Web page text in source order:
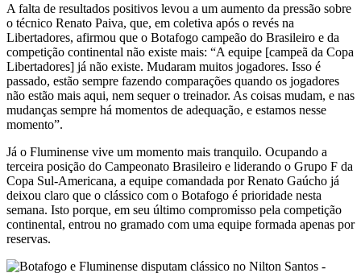
A falta de resultados positivos levou a um aumento da pressão sobre
o técnico Renato Paiva, que, em coletiva após o revés na
Libertadores, afirmou que o Botafogo campeão do Brasileiro e da
competição continental não existe mais: “A equipe [campeã da Copa
Libertadores] já não existe. Mudaram muitos jogadores. Isso é
passado, estão sempre fazendo comparações quando os jogadores
não estão mais aqui, nem sequer o treinador. As coisas mudam, e nas
mudanças sempre há momentos de adequação, e estamos nesse
momento”.
Já o Fluminense vive um momento mais tranquilo. Ocupando a
terceira posição do Campeonato Brasileiro e liderando o Grupo F da
Copa Sul-Americana, a equipe comandada por Renato Gaúcho já
deixou claro que o clássico com o Botafogo é prioridade nesta
semana. Isto porque, em seu último compromisso pela competição
continental, entrou no gramado com uma equipe formada apenas por
reservas.